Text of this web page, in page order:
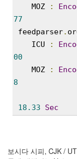
MOZ
:
77
feedparser.
ICU
:
00
MOZ
:
8
18.33 Sec
보시다 시피, CJK /
테
스
by
균
Liitokala
9V
지